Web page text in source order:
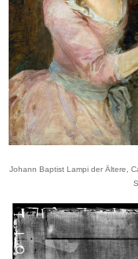
Johann Baptist Lampi der Ältere,